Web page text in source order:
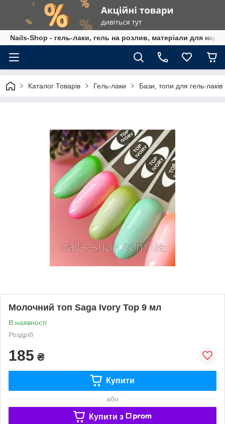
Nails-Shop - гель-лаки, гель на розлив, матеріали для
Каталог Товарів Гель-лаки Бази, топи для гель-лаків
Молочний топ Saga Ivory Top 9 мл
В наявності
Роздріб
185 ₴
Купити
або
Купити з